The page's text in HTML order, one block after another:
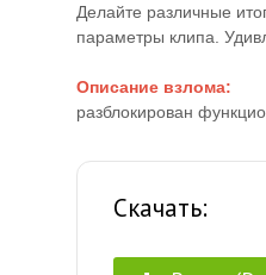
Делайте различные
параметры клипа.
Описание взлома:
разблокирован
Скачать: